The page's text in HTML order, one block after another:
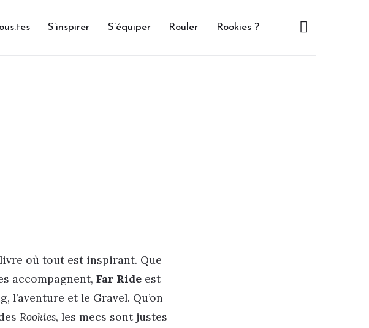
S’inspirer S’équiper Rouler Rookies ?
où tout est inspirant. Que
accompagnent, Far Ride est
et le Gravel. Qu’on
Rookies, les mecs sont justes